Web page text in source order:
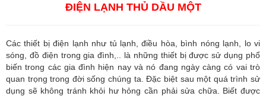
ĐIỆN LẠNH THỦ DẦU MỘT
Các thiết bị điện lạnh như tủ lạnh, điều hòa, bình nóng lạnh, lo vi
sóng, đồ điện trong gia đình,.. là những thiết bị được sử dụng phổ
biến trong các gia đình hiện nay và nó đang ngày càng có vai trò
quan trọng trong đời sống chúng ta. Đặc biệt sau một quá trình sử
dụng sẽ không tránh khỏi hư hỏng cần phải sửa chữa. Biết được